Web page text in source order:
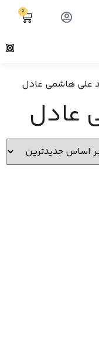
0
علی هاشمی عادل
عادل